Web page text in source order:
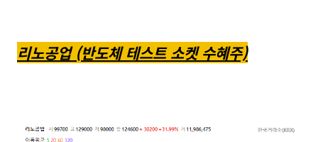
리노공업 (반도체 테스트 소켓 수혜주)